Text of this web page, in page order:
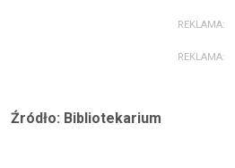
REKLAMA:
REKLAMA:
Źródło: Bibliotekarium